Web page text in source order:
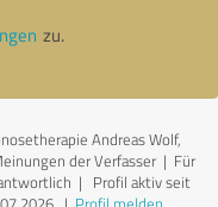
zu.
Andreas Wolf,
der Verfasser | Für
| Profil aktiv seit